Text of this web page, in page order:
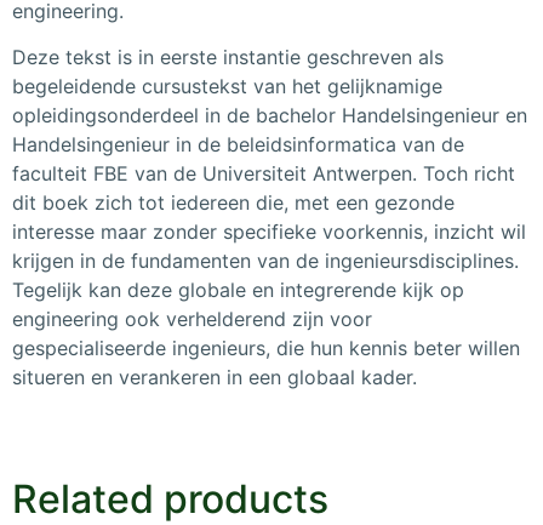
engineering.
Deze tekst is in eerste instantie geschreven als
begeleidende cursustekst van het gelijknamige
opleidingsonderdeel in de bachelor Handelsingenieur en
Handelsingenieur in de beleidsinformatica van de
faculteit FBE van de Universiteit Antwerpen. Toch richt
dit boek zich tot iedereen die, met een gezonde
interesse maar zonder specifieke voorkennis, inzicht wil
krijgen in de fundamenten van de ingenieursdisciplines.
Tegelijk kan deze globale en integrerende kijk op
engineering ook verhelderend zijn voor
gespecialiseerde ingenieurs, die hun kennis beter willen
situeren en verankeren in een globaal kader.
Related products